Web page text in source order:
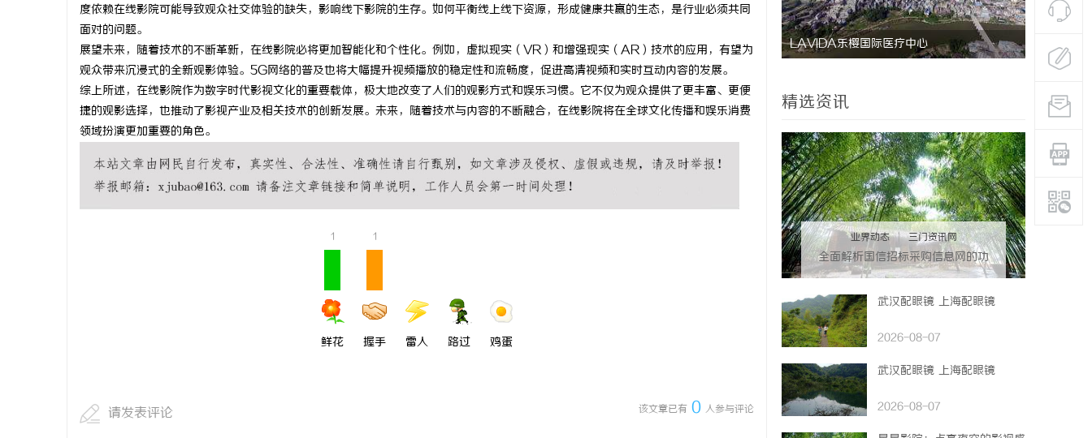
度依赖在线影院可能导致观众社交体验的缺失，影响线下影院的生存。如何平衡线上线下资源，形成健康共赢的生态，是行业必须共同
面对的问题。
展望未来，随着技术的不断革新，在线影院必将更加智能化和个性化。例如，虚拟现实（VR）和增强现实（AR）技术的应用，有望为
观众带来沉浸式的全新观影体验。5G网络的普及也将大幅提升视频播放的稳定性和流畅度，促进高清视频和实时互动内容的发展。
综上所述，在线影院作为数字时代影视文化的重要载体，极大地改变了人们的观影方式和娱乐习惯。它不仅为观众提供了更丰富、更便
捷的观影选择，也推动了影视产业及相关技术的创新发展。未来，随着技术与内容的不断融合，在线影院将在全球文化传播和娱乐消费
领域扮演更加重要的角色。
1
鲜花
1
握手 雷人 路过 鸡蛋
该文章已有 0 人参与评论
请发表评论
贝净 AC 国际医疗实验室，标准化研发体系
全解析
武汉配眼镜 上海配眼镜 LAVIDA乐樱国际医疗中心 防坠落水平生命线在高空作业安全中的关键作 武汉配眼
精选资讯
业界动态 | 三门资讯网
全面解析国信招标采购信息网的功
能与优势
武汉配眼镜 上海配眼镜
2026-08-07
武汉配眼镜 上海配眼镜
2026-08-07